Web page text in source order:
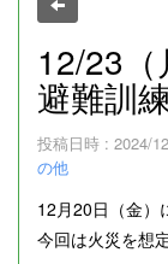
12/23（
避難訓
投稿日時 : 2024/
の他
12月20日（金）
今回は火災を想